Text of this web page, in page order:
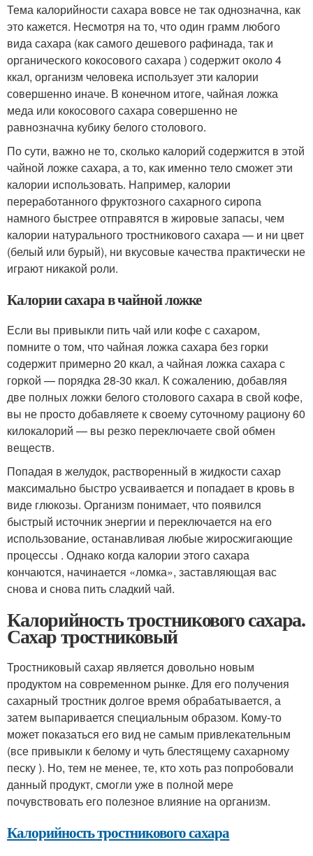
Тема калорийности сахара вовсе не так однозначна, как
это кажется. Несмотря на то, что один грамм любого
вида сахара (как самого дешевого рафинада, так и
органического кокосового сахара ) содержит около 4
ккал, организм человека использует эти калории
совершенно иначе. В конечном итоге, чайная ложка
меда или кокосового сахара совершенно не
равнозначна кубику белого столового.
По сути, важно не то, сколько калорий содержится в этой
чайной ложке сахара, а то, как именно тело сможет эти
калории использовать. Например, калории
переработанного фруктозного сахарного сиропа
намного быстрее отправятся в жировые запасы, чем
калории натурального тростникового сахара — и ни цвет
(белый или бурый), ни вкусовые качества практически не
играют никакой роли.
Калории сахара в чайной ложке
Если вы привыкли пить чай или кофе с сахаром,
помните о том, что чайная ложка сахара без горки
содержит примерно 20 ккал, а чайная ложка сахара с
горкой — порядка 28-30 ккал. К сожалению, добавляя
две полных ложки белого столового сахара в свой кофе,
вы не просто добавляете к своему суточному рациону 60
килокалорий — вы резко переключаете свой обмен
веществ.
Попадая в желудок, растворенный в жидкости сахар
максимально быстро усваивается и попадает в кровь в
виде глюкозы. Организм понимает, что появился
быстрый источник энергии и переключается на его
использование, останавливая любые жиросжигающие
процессы . Однако когда калории этого сахара
кончаются, начинается «ломка», заставляющая вас
снова и снова пить сладкий чай.
Калорийность тростникового сахара.
Сахар тростниковый
Тростниковый сахар является довольно новым
продуктом на современном рынке. Для его получения
сахарный тростник долгое время обрабатывается, а
затем выпаривается специальным образом. Кому-то
может показаться его вид не самым привлекательным
(все привыкли к белому и чуть блестящему сахарному
песку ). Но, тем не менее, те, кто хоть раз попробовали
данный продукт, смогли уже в полной мере
почувствовать его полезное влияние на организм.
Калорийность тростникового сахара